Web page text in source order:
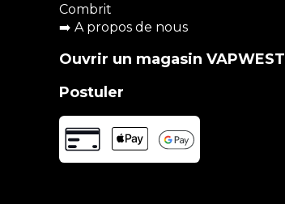
Combrit
➡️ A propos de nous
Ouvrir un magasin VAPWEST
Postuler